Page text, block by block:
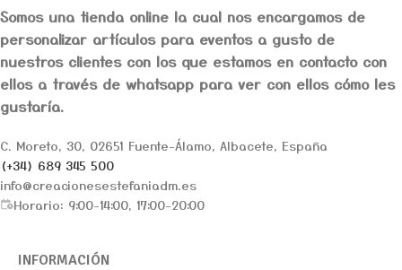
Somos una tienda online la cual nos encargamos de
personalizar artículos para eventos a gusto de
nuestros clientes con los que estamos en contacto con
ellos a través de whatsapp para ver con ellos cómo les
gustaría.
C. Moreto, 30, 02651 Fuente-Álamo, Albacete, España
(+34) 689 345 500
info@creacionesestefaniadm.es
Horario: 9:00-14:00, 17:00-20:00
INFORMACIÓN